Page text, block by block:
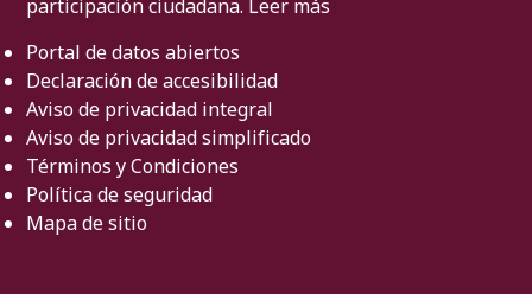
participación ciudadana. Leer más
Portal de datos abiertos
Declaración de accesibilidad
Aviso de privacidad integral
Aviso de privacidad simplificado
Términos y Condiciones
Política de seguridad
Mapa de sitio